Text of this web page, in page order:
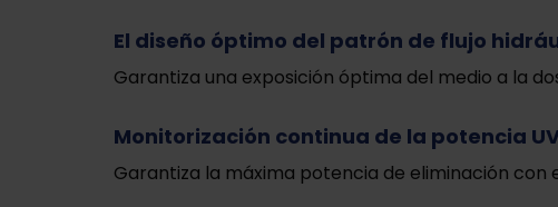
El diseño óptimo del patrón de flujo
Garantiza una exposición óptima del medio a la
Monitorización continua de la potencia
Garantiza la máxima potencia de eliminación con